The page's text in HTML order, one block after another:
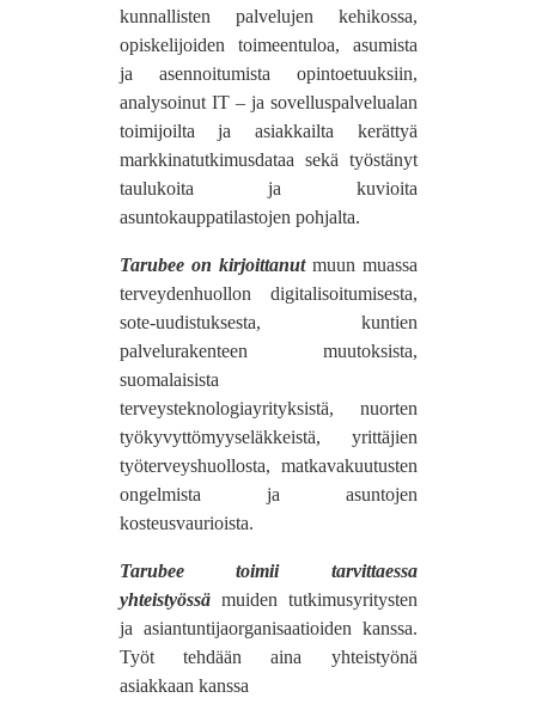
kunnallisten palvelujen kehikossa,
opiskelijoiden toimeentuloa, asumista
ja asennoitumista opintoetuuksiin,
analysoinut IT – ja sovelluspalvelualan
toimijoilta ja asiakkailta kerättyä
markkinatutkimusdataa sekä työstänyt
taulukoita ja kuvioita
asuntokauppatilastojen pohjalta.
Tarubee on kirjoittanutmuun muassa
terveydenhuollon digitalisoitumisesta,
sote-uudistuksesta, kuntien
palvelurakenteen muutoksista,
suomalaisista
terveysteknologiayrityksistä, nuorten
työkyvyttömyyseläkkeistä, yrittäjien
työterveyshuollosta, matkavakuutusten
ongelmista ja asuntojen
kosteusvaurioista.
Tarubee toimii tarvittaessa
yhteistyössämuiden tutkimusyritysten
ja asiantuntijaorganisaatioiden kanssa.
Työt tehdään aina yhteistyönä
asiakkaan kanssa